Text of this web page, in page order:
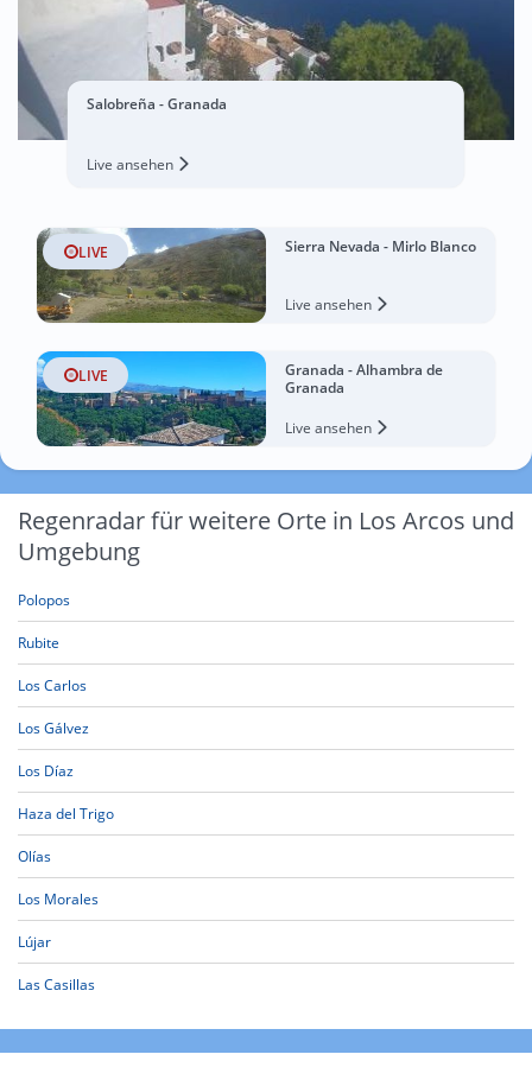
Salobreña - Granada
Live ansehen
LIVE Sierra Nevada - Mirlo Blanco
Live ansehen
LIVE
Granada - Alhambra de
Granada
Live ansehen
Regenradar für weitere Orte in Los Arcos und
Umgebung
Polopos
Rubite
Los Carlos
Los Gálvez
Los Díaz
Haza del Trigo
Olías
Los Morales
Lújar
Las Casillas